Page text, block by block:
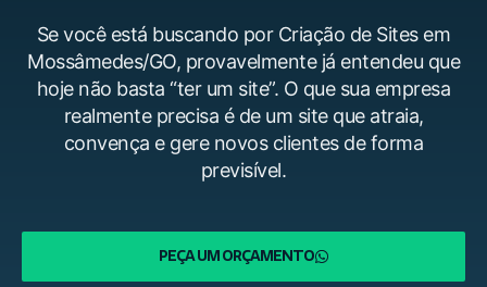
Se você está buscando por Criação de Sites em
Mossâmedes/GO, provavelmente já entendeu que
hoje não basta “ter um site”. O que sua empresa
realmente precisa é de um site que atraia,
convença e gere novos clientes de forma
previsível.
PEÇA UM ORÇAMENTO